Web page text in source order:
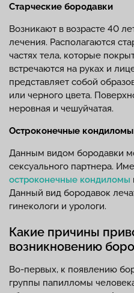
Старческие бородавки
Возникают в возрасте 40
лечения. Располагаются
частях тела, которые
встречаются на руках и
представляет собой
или черного цвета.
неровная и чешуйчатая.
Остроконечные кондиломы
Данным видом бородавки
сексуального партнера.
остроконечные кондиломы
Данный вид бородавок
гинекологи и урологи.
Какие причины
возникновению
Во-первых, к появлению
группы папилломы